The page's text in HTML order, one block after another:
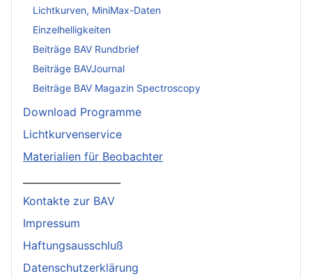
Lichtkurven, MiniMax-Daten
Einzelhelligkeiten
Beiträge BAV Rundbrief
Beiträge BAVJournal
Beiträge BAV Magazin Spectroscopy
Download Programme
Lichtkurvenservice
Materialien für Beobachter
Kontakte zur BAV
Impressum
Haftungsausschluß
Datenschutzerklärung